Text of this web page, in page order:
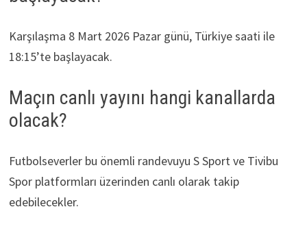
Karşılaşma 8 Mart 2026 Pazar günü, Türkiye saati ile
18:15’te başlayacak.
Maçın canlı yayını hangi kanallarda
olacak?
Futbolseverler bu önemli randevuyu S Sport ve Tivibu
Spor platformları üzerinden canlı olarak takip
edebilecekler.